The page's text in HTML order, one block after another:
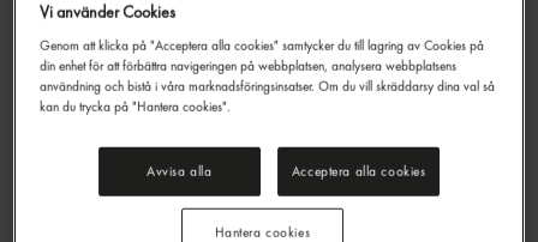
Mango
EAN: 57319994812468
LOGGA IN
Vi använder Cookies
Genom att klicka på "Acceptera alla cookies" samtycker du till lagring av Cookies på
din enhet för att förbättra navigeringen på webbplatsen, analysera webbplatsens
användning och bistå i våra marknadsföringsinsatser. Om du vill skräddarsy dina val så
kan du trycka på "Hantera cookies".
Avvisa alla Acceptera alla cookies
Hantera cookies